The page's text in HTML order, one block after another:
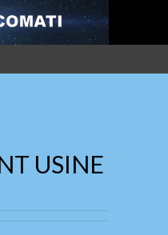
USINE